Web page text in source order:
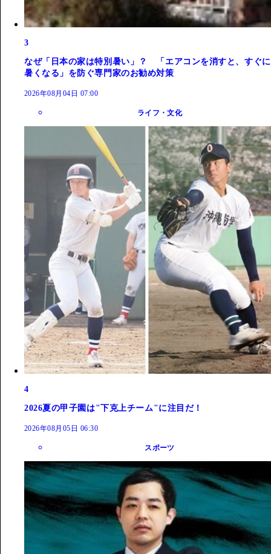
3
なぜ「日本の家は特別暑い」？ 「エアコンを消すと、すぐに
暑くなる」を防ぐ専門家のお勧め対策
2026年08月04日 07:00
ライフ・文化
4
2026夏の甲子園は"下克上チーム"に注目だ！
2026年08月05日 06:30
スポーツ